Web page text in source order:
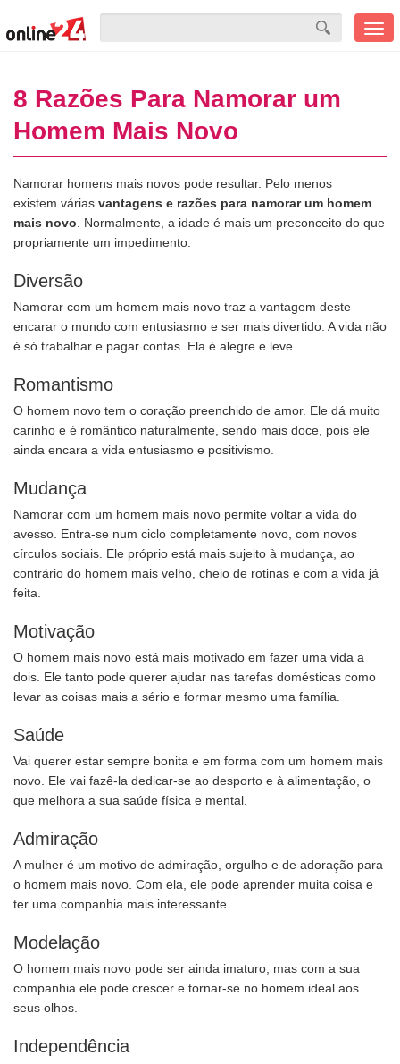
8 Razões Para Namorar um
Homem Mais Novo
Namorar homens mais novos pode resultar. Pelo menos
existem várias vantagens e razões para namorar um homem
mais novo . Normalmente, a idade é mais um preconceito do que
propriamente um impedimento.
Diversão
Namorar com um homem mais novo traz a vantagem deste
encarar o mundo com entusiasmo e ser mais divertido. A vida não
é só trabalhar e pagar contas. Ela é alegre e leve.
Romantismo
O homem novo tem o coração preenchido de amor. Ele dá muito
carinho e é romântico naturalmente, sendo mais doce, pois ele
ainda encara a vida entusiasmo e positivismo.
Mudança
Namorar com um homem mais novo permite voltar a vida do
avesso. Entra-se num ciclo completamente novo, com novos
círculos sociais. Ele próprio está mais sujeito à mudança, ao
contrário do homem mais velho, cheio de rotinas e com a vida já
feita.
Motivação
O homem mais novo está mais motivado em fazer uma vida a
dois. Ele tanto pode querer ajudar nas tarefas domésticas como
levar as coisas mais a sério e formar mesmo uma família.
Saúde
Vai querer estar sempre bonita e em forma com um homem mais
novo. Ele vai fazê-la dedicar-se ao desporto e à alimentação, o
que melhora a sua saúde física e mental.
Admiração
A mulher é um motivo de admiração, orgulho e de adoração para
o homem mais novo. Com ela, ele pode aprender muita coisa e
ter uma companhia mais interessante.
Modelação
O homem mais novo pode ser ainda imaturo, mas com a sua
companhia ele pode crescer e tornar-se no homem ideal aos
seus olhos.
Independência